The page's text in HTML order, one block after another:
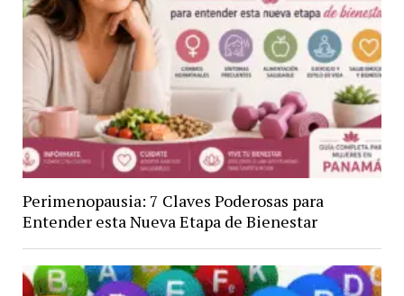
Perimenopausia: 7 Claves Poderosas para
Entender esta Nueva Etapa de Bienestar